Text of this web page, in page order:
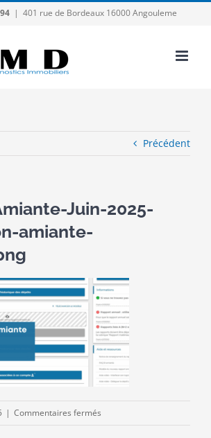
| 401 rue de Bordeaux 16000 Angouleme
Précédent
Juin-2025-
amiante-
| Commentaires fermés